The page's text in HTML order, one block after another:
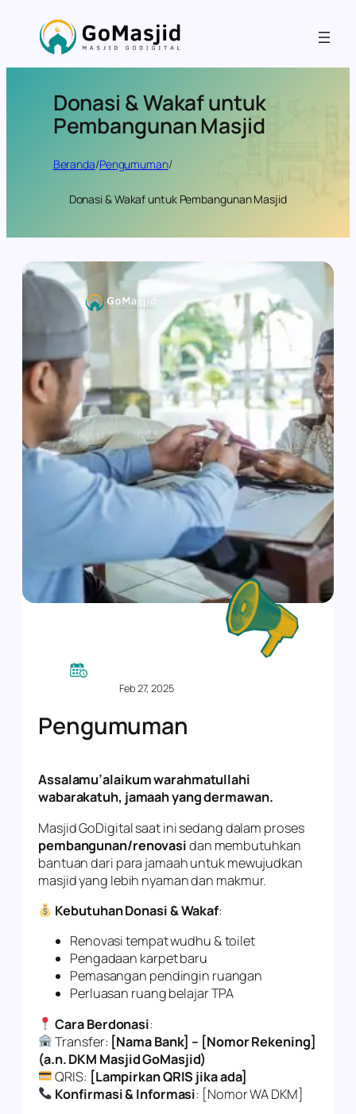
Donasi & Wakaf untuk
Pembangunan Masjid
Beranda/Pengumuman/
Donasi & Wakaf untuk Pembangunan Masjid
Feb 27, 2025
Pengumuman
Assalamu’alaikum warahmatullahi
wabarakatuh, jamaah yang dermawan.
Masjid GoDigital saat ini sedang dalam proses
pembangunan/renovasidan membutuhkan
bantuan dari para jamaah untuk mewujudkan
masjid yang lebih nyaman dan makmur.
Kebutuhan Donasi & Wakaf:
Renovasi tempat wudhu & toilet
Pengadaan karpet baru
Pemasangan pendingin ruangan
Perluasan ruang belajar TPA
Cara Berdonasi:
Transfer: [Nama Bank] – [Nomor Rekening]
(a.n. DKM Masjid GoMasjid)
QRIS: [Lampirkan QRIS jika ada]
Konfirmasi & Informasi: [Nomor WA DKM]